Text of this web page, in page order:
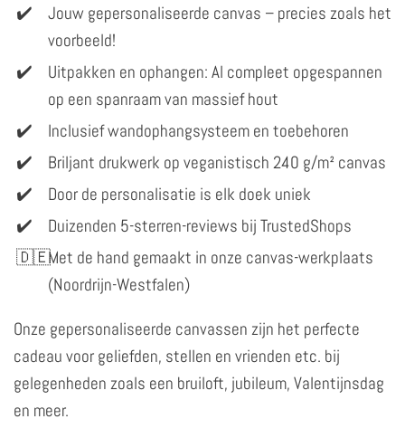
Jouw gepersonaliseerde canvas – precies zoals het
voorbeeld!
Uitpakken en ophangen: Al compleet opgespannen
op een spanraam van massief hout
Inclusief wandophangsysteem en toebehoren
Briljant drukwerk op veganistisch 240 g/m² canvas
Door de personalisatie is elk doek uniek
Duizenden 5-sterren-reviews bij TrustedShops
Met de hand gemaakt in onze canvas-werkplaats
(Noordrijn-Westfalen)
Onze gepersonaliseerde canvassen zijn het perfecte
cadeau voor geliefden, stellen en vrienden etc. bij
gelegenheden zoals een bruiloft, jubileum, Valentijnsdag
en meer.